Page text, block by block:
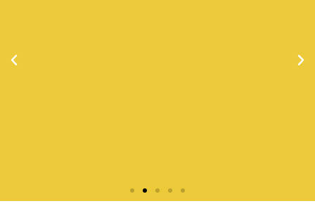
semaine pour tous les âges